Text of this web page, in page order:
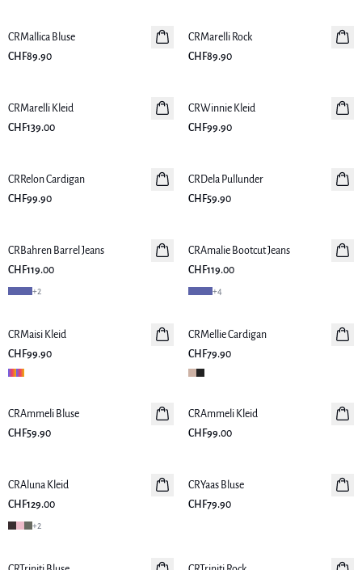
Neuheiten
CRMallica Bluse
CHF89.90
Neuheiten
CRMarelli Rock
CHF89.90
Neuheiten
CRMarelli Kleid
CHF139.00
Neuheiten
CRWinnie Kleid
CHF99.90
Neuheiten
CRRelon Cardigan
CHF99.90
Neuheiten
CRDela Pullunder
CHF59.90
Neuheiten
CRBahren Barrel Jeans
CHF119.00
+2
Neuheiten
CRAmalie Bootcut Jeans
CHF119.00
+4
Neuheiten
CRMaisi Kleid
CHF99.90
Neuheiten
CRMellie Cardigan
CHF79.90
Neuheiten
CRAmmeli Bluse
CHF59.90
Neuheiten
CRAmmeli Kleid
CHF99.00
Neuheiten
CRAluna Kleid
CHF129.00
+2
Neuheiten
CRYaas Bluse
CHF79.90